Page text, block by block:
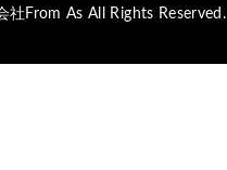
社From As All Rights Reserved.